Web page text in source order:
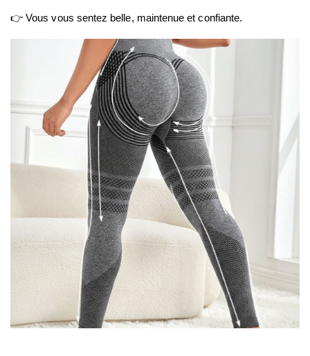
👉 Vous vous sentez belle, maintenue et confiante.